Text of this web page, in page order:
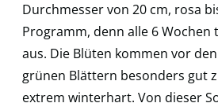
Durchmesser von 20 cm, rosa
Programm, denn alle 6 Wochen
aus. Die Blüten kommen vor
grünen Blättern besonders gut
extrem winterhart. Von dieser